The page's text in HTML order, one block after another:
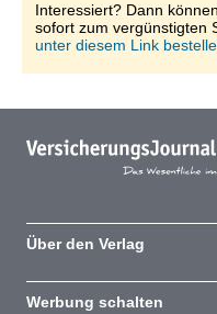
Interessiert? Dann
sofort zum vergünstigten
unter diesem Link
Über den Verlag
Werbung schalten